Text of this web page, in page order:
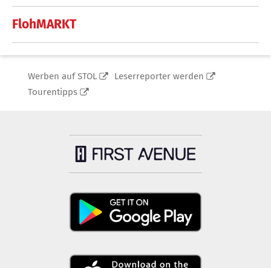
FlohMARKT
Werben auf STOL
Leserreporter werden
Tourentipps